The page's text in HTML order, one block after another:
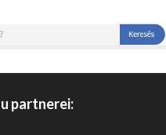
partnerei: